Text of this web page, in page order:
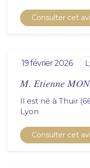
Consulter cet
19 février 2026
M. Etienne
Il est né à Thuir
lyon
Consulter cet